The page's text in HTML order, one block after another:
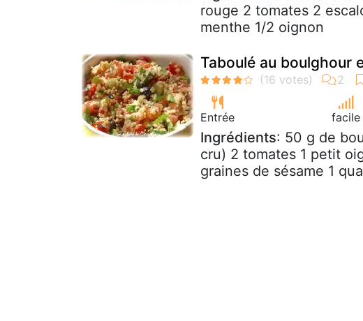
rouge 2 tomates 2
menthe 1/2 oignon
Taboulé au boulghour
Entrée facile
Ingrédients: 50 g de
cru) 2 tomates 1 petit
graines de sésame 1